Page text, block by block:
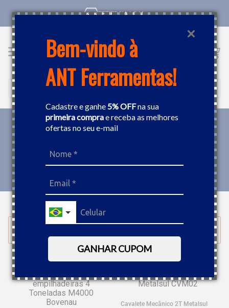
Bem-vindo à
ANT Ferramentas!
Cadastre e ganhe5% OFFna sua
primeira comprae receba as melhores
ofertas no seu e-mail
GANHAR CUPOM
RETIRE NA LOJA
Cavalete Mecânico 2T Metalsul